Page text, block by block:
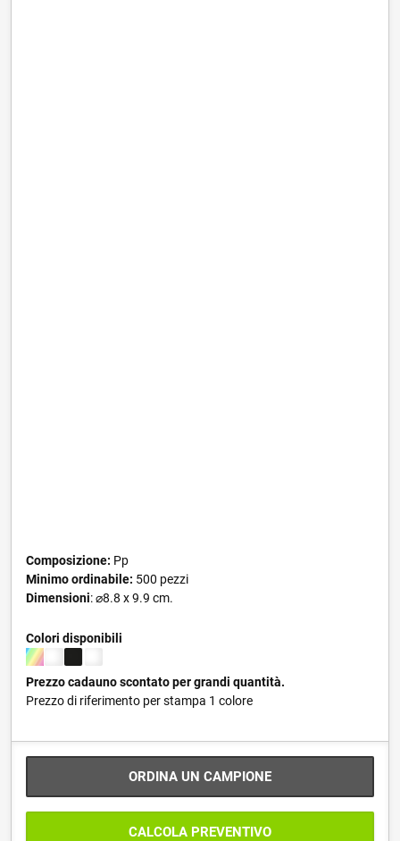
Composizione: Pp
Minimo ordinabile: 500 pezzi
Dimensioni: ⌀8.8 x 9.9 cm.
Colori disponibili
Prezzo cadauno scontato per grandi quantità.
Prezzo di riferimento per stampa 1 colore
ORDINA UN CAMPIONE
CALCOLA PREVENTIVO